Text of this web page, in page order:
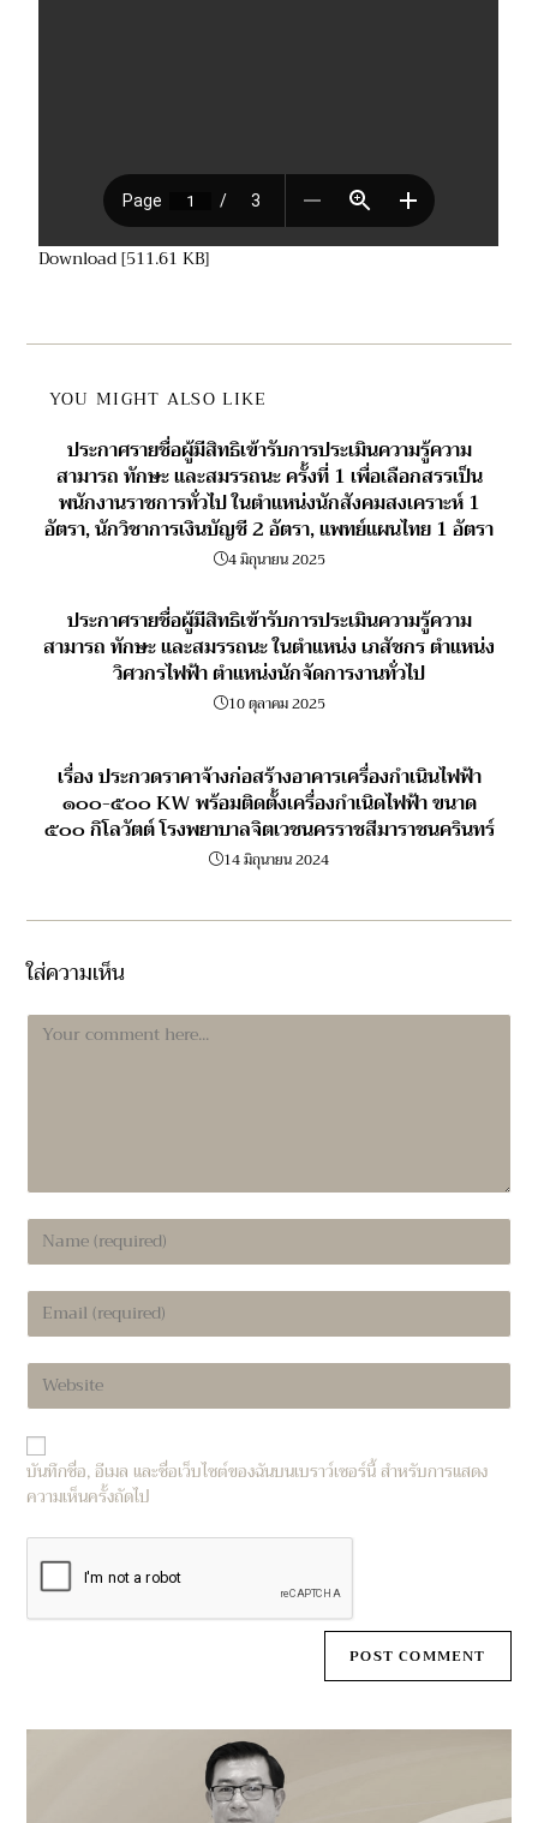
Download [511.61 KB]
YOU MIGHT ALSO LIKE
ประกาศรายชื่อผู้มีสิทธิเข้ารับการประเมินความรู้ความ
สามารถ ทักษะ และสมรรถนะ ครั้งที่ 1 เพื่อเลือกสรรเป็น
พนักงานราชการทั่วไป ในตำแหน่งนักสังคมสงเคราะห์ 1
อัตรา, นักวิชาการเงินบัญชี 2 อัตรา, แพทย์แผนไทย 1 อัตรา
4 มิถุนายน 2025
ประกาศรายชื่อผู้มีสิทธิเข้ารับการประเมินความรู้ความ
สามารถ ทักษะ และสมรรถนะ ในตำแหน่ง เภสัชกร ตำแหน่ง
วิศวกรไฟฟ้า ตำแหน่งนักจัดการงานทั่วไป
10 ตุลาคม 2025
เรื่อง ประกวดราคาจ้างก่อสร้างอาคารเครื่องกำเนินไฟฟ้า
๑๐๐-๕๐๐ KW พร้อมติดตั้งเครื่องกำเนิดไฟฟ้า ขนาด
๕๐๐ กิโลวัตต์ โรงพยาบาลจิตเวชนครราชสีมาราชนครินทร์
14 มิถุนายน 2024
ใส่ความเห็น
บันทึกชื่อ, อีเมล และชื่อเว็บไซต์ของฉันบนเบราว์เซอร์นี้ สำหรับการแสดง
ความเห็นครั้งถัดไป